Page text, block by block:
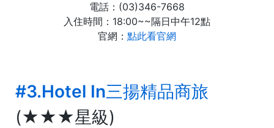
電話：(03)346-7668
入住時間：18:00~~隔日中午12點
官網： 點此看官網
#3.Hotel In三揚精品商旅
(★★★星級)